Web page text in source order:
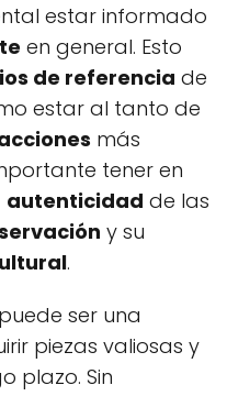
estar informado
en general. Esto
de referencia de
estar al tanto de
más
tener en
autenticidad de las
y su
.
ser una
piezas valiosas y
plazo. Sin